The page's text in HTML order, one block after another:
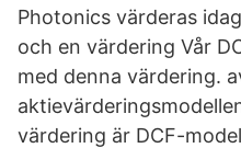
Photonics värderas
och en värdering Vår
med denna värdering.
värdering är DCF-